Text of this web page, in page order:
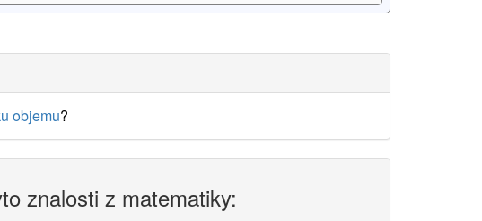
objemu?
znalosti z matematiky: